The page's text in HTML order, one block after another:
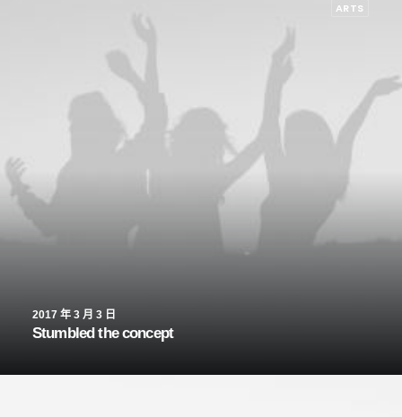
ARTS
2017 年 3 月 3 日
Stumbled the concept